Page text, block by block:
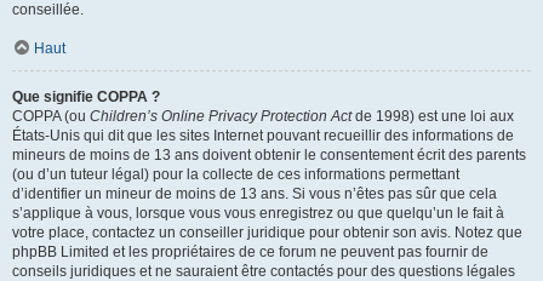
conseillée.
Haut
Que signifie COPPA ?
COPPA (ou Children’s Online Privacy Protection Actde 1998) est une loi aux
États-Unis qui dit que les sites Internet pouvant recueillir des informations de
mineurs de moins de 13 ans doivent obtenir le consentement écrit des parents
(ou d’un tuteur légal) pour la collecte de ces informations permettant
d’identifier un mineur de moins de 13 ans. Si vous n’êtes pas sûr que cela
s’applique à vous, lorsque vous vous enregistrez ou que quelqu’un le fait à
votre place, contactez un conseiller juridique pour obtenir son avis. Notez que
phpBB Limited et les propriétaires de ce forum ne peuvent pas fournir de
conseils juridiques et ne sauraient être contactés pour des questions légales